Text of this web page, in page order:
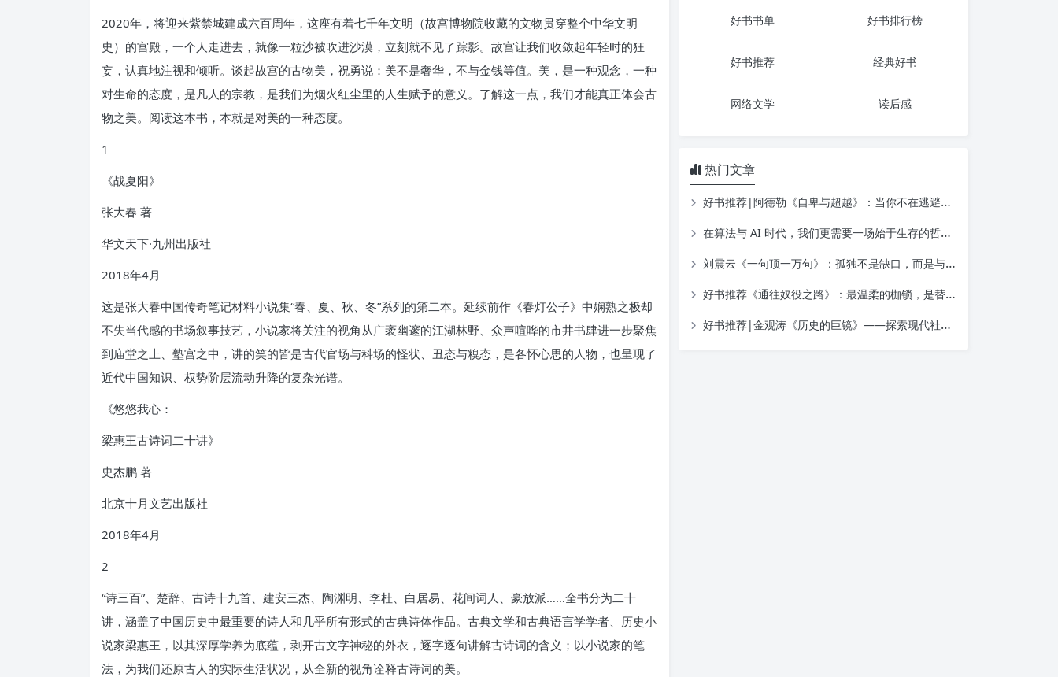
2020年，将迎来紫禁城建成六百周年，这座有着七千年文明（故宫博物院收藏的文物贯穿整个中华文明
史）的宫殿，一个人走进去，就像一粒沙被吹进沙漠，立刻就不见了踪影。故宫让我们收敛起年轻时的狂
妄，认真地注视和倾听。谈起故宫的古物美，祝勇说：美不是奢华，不与金钱等值。美，是一种观念，一种
对生命的态度，是凡人的宗教，是我们为烟火红尘里的人生赋予的意义。了解这一点，我们才能真正体会古
物之美。阅读这本书，本就是对美的一种态度。
1
《战夏阳》
张大春 著
华文天下·九州出版社
2018年4月
这是张大春中国传奇笔记材料小说集“春、夏、秋、冬”系列的第二本。延续前作《春灯公子》中娴熟之极却
不失当代感的书场叙事技艺，小说家将关注的视角从广袤幽邃的江湖林野、众声喧哗的市井书肆进一步聚焦
到庙堂之上、塾宫之中，讲的笑的皆是古代官场与科场的怪状、丑态与糗态，是各怀心思的人物，也呈现了
近代中国知识、权势阶层流动升降的复杂光谱。
《悠悠我心：
梁惠王古诗词二十讲》
史杰鹏 著
北京十月文艺出版社
2018年4月
2
“诗三百”、楚辞、古诗十九首、建安三杰、陶渊明、李杜、白居易、花间词人、豪放派……全书分为二十
讲，涵盖了中国历史中最重要的诗人和几乎所有形式的古典诗体作品。古典文学和古典语言学学者、历史小
说家梁惠王，以其深厚学养为底蕴，剥开古文字神秘的外衣，逐字逐句讲解古诗词的含义；以小说家的笔
法，为我们还原古人的实际生活状况，从全新的视角诠释古诗词的美。
好书书单 好书排行榜
好书推荐 经典好书
网络文学 读后感
热门文章
好书推荐|阿德勒《自卑与超越》：当你不在逃避自己，一切才真正的开始
在算法与 AI 时代，我们更需要一场始于生存的哲学觉醒——读金观涛《我的哲学探索》
刘震云《一句顶一万句》：孤独不是缺口，而是与自己相遇的入口
好书推荐《通往奴役之路》：最温柔的枷锁，是替你做决定的善意
好书推荐|金观涛《历史的巨镜》——探索现代社会的起源